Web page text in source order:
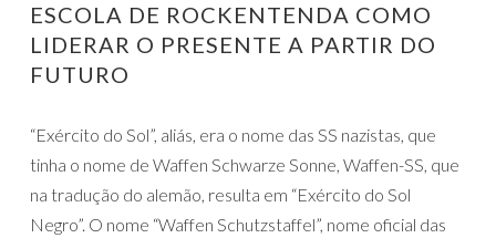
ESCOLA DE ROCKENTENDA COMO
LIDERAR O PRESENTE A PARTIR DO
FUTURO
“Exército do Sol”, aliás, era o nome das SS nazistas, que
tinha o nome de Waffen Schwarze Sonne, Waffen-SS, que
na tradução do alemão, resulta em “Exército do Sol
Negro”. O nome “Waffen Schutzstaffel”, nome oficial das